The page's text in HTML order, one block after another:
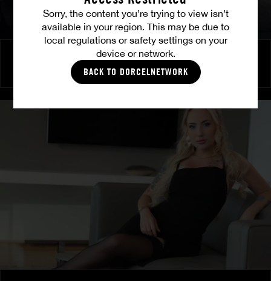
Sorry, the content you’re trying to view isn’t
available in your region. This may be due to
local regulations or safety settings on your
device or network.
BACK TO DORCELNETWORK
Brennende Freundschaft
MATTY MILA PEREZ